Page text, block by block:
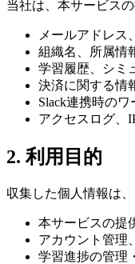
当社は、本サービス
メールアドレス
組織名、所属情
学習履歴、シミ
決済に関する情
Slack連携時の
アクセスログ、
2. 利用目的
収集した個人情報は
本サービスの提
アカウント管理
学習進捗の管理